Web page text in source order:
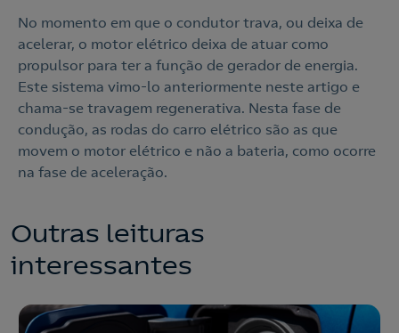
No momento em que o condutor trava, ou deixa de
acelerar, o motor elétrico deixa de atuar como
propulsor para ter a função de gerador de energia.
Este sistema vimo-lo anteriormente neste artigo e
chama-se travagem regenerativa. Nesta fase de
condução, as rodas do carro elétrico são as que
movem o motor elétrico e não a bateria, como ocorre
na fase de aceleração.
Outras leituras
interessantes